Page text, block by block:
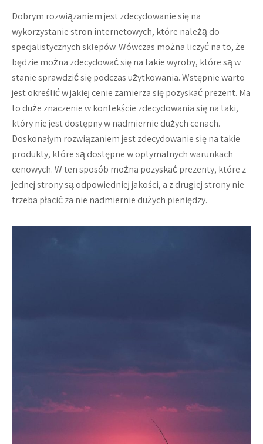
Dobrym rozwiązaniem jest zdecydowanie się na
wykorzystanie stron internetowych, które należą do
specjalistycznych sklepów. Wówczas można liczyć na to, że
będzie można zdecydować się na takie wyroby, które są w
stanie sprawdzić się podczas użytkowania. Wstępnie warto
jest określić w jakiej cenie zamierza się pozyskać prezent. Ma
to duże znaczenie w kontekście zdecydowania się na taki,
który nie jest dostępny w nadmiernie dużych cenach.
Doskonałym rozwiązaniem jest zdecydowanie się na takie
produkty, które są dostępne w optymalnych warunkach
cenowych. W ten sposób można pozyskać prezenty, które z
jednej strony są odpowiedniej jakości, a z drugiej strony nie
trzeba płacić za nie nadmiernie dużych pieniędzy.